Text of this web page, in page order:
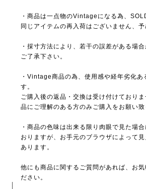
・商品は一点物のVintageになる為、
同じアイテムの再入荷はございません、予
・採寸方法により、若干の誤差がある場
ご了承下さい。
・Vintage商品の為、使用感や経年劣化あ
す。
ご購入後の返品・交換は受け付けており
品にご理解のある方のみご購入をお願い致
・商品の色味は出来る限り肉眼で見た場
おりますが、お手元のブラウザによって
あります。
他にも商品に関するご質問があれば、お気
ださい。